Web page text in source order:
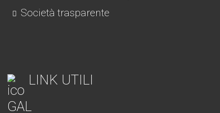
Società trasparente
LINK UTILI